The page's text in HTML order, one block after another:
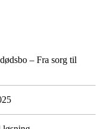
– Fra sorg til